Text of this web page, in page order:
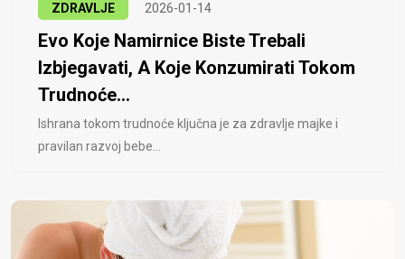
ZDRAVLJE 2026-01-14
Evo Koje Namirnice Biste Trebali
Izbjegavati, A Koje Konzumirati Tokom
Trudnoće...
Ishrana tokom trudnoće ključna je za zdravlje majke i
pravilan razvoj bebe...